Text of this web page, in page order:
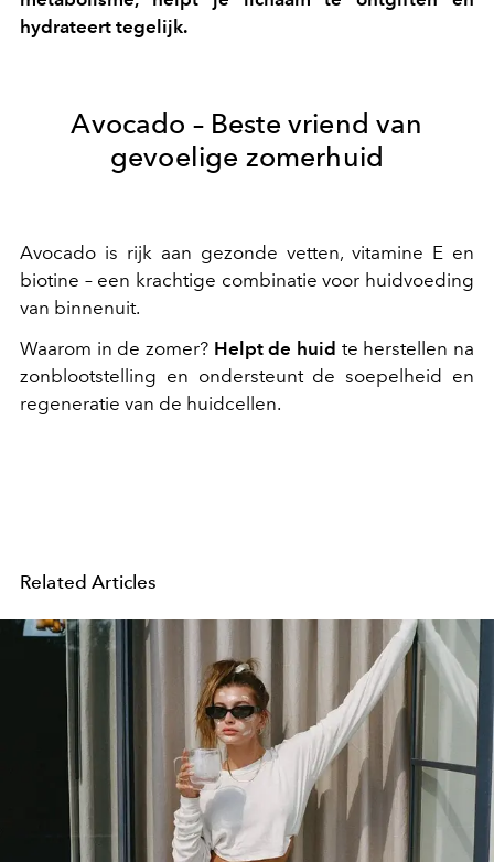
hydrateert tegelijk.
Avocado – Beste vriend van
gevoelige zomerhuid
Avocado is rijk aan gezonde vetten, vitamine E en
biotine – een krachtige combinatie voor huidvoeding
van binnenuit.
Waarom in de zomer? Helpt de huid te herstellen na
zonblootstelling en ondersteunt de soepelheid en
regeneratie van de huidcellen.
Related Articles